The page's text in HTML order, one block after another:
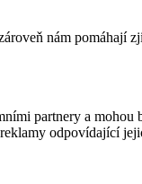
nám pomáhají
partnery a
odpovídající